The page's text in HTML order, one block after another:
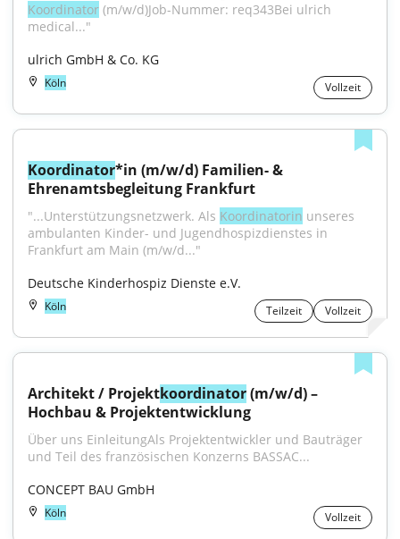
Koordinator (m/w/d)Job-Nummer: req343Bei ulrich
medical..."
ulrich GmbH & Co. KG
Köln Vollzeit
Koordinator*in (m/w/d) Familien- &
Ehrenamtsbegleitung Frankfurt
"...Unterstützungsnetzwerk. Als Koordinatorin unseres
ambulanten Kinder- und Jugendhospizdienstes in
Frankfurt am Main (m/w/d..."
Deutsche Kinderhospiz Dienste e.V.
Köln Teilzeit Vollzeit
Architekt / Projekt­koordinator (m/w/d) –
Hochbau & Projekt­entwicklung
Über uns EinleitungAls Projektentwickler und Bauträger
und Teil des französischen Konzerns BASSAC...
CONCEPT BAU GmbH
Köln Vollzeit